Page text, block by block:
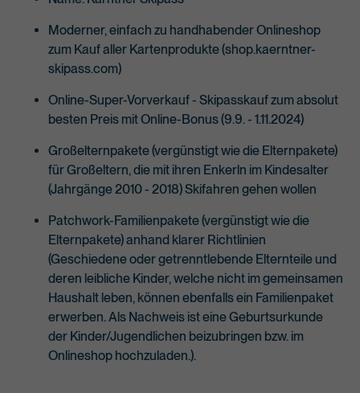
Moderner, einfach zu handhabender Onlineshop
zum Kauf aller Kartenprodukte (shop.kaerntner-
skipass.com)
Online-Super-Vorverkauf - Skipasskauf zum absolut
besten Preis mit Online-Bonus (9.9. - 1.11.2024)
Großelternpakete (vergünstigt wie die Elternpakete)
für Großeltern, die mit ihren Enkerln im Kindesalter
(Jahrgänge 2010 - 2018) Skifahren gehen wollen
Patchwork-Familienpakete (vergünstigt wie die
Elternpakete) anhand klarer Richtlinien
(Geschiedene oder getrenntlebende Elternteile und
deren leibliche Kinder, welche nicht im gemeinsamen
Haushalt leben, können ebenfalls ein Familienpaket
erwerben. Als Nachweis ist eine Geburtsurkunde
der Kinder/Jugendlichen beizubringen bzw. im
Onlineshop hochzuladen.).